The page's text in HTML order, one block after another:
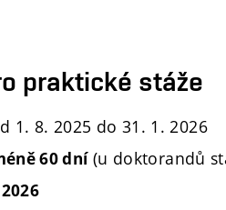
praktické stáže
1. 8. 2025 do 31. 1. 2026
60 dní (u doktorandů